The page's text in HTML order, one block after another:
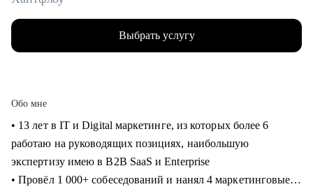
Выбрать услугу
Обо мне
• 13 лет в IT и Digital маркетинге, из которых более 6
работаю на руководящих позициях, наибольшую
экспертизу имею в B2B SaaS и Enterprise
• Провёл 1 000+ собеседований и нанял 4 маркетинговые